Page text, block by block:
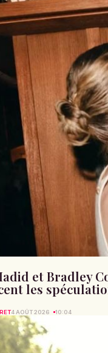
et Bradley
les
4 AOÛT 2026 10:04